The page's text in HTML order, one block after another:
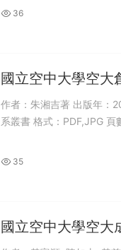
36
國立空中大學空
作者：朱湘吉著 出版年：2006 出版社：國立空中大學 出版地：新北市 集叢名：社會科學
35
國立空中大學空